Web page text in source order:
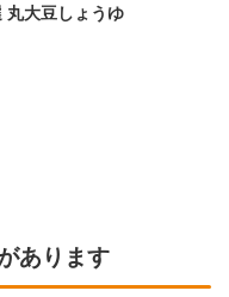
丸大豆しょうゆ
あります